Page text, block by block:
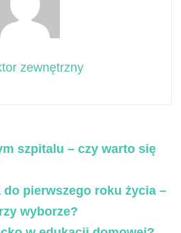
zewnętrzny
szpitalu – czy warto się
do pierwszego roku życia –
wyborze?